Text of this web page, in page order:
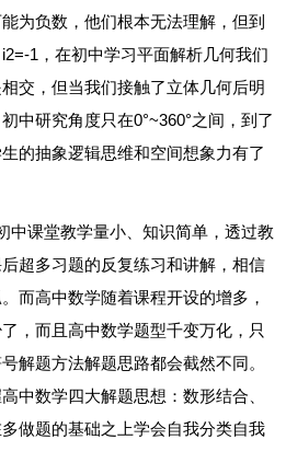
为负数，他们根本无法理解，但到
1，在初中学习平面解析几何我们
交，但当我们接触了立体几何后明
中研究角度只在0°~360°之间，到了
的抽象逻辑思维和空间想象力有了
中课堂教学量小、知识简单，透过教
超多习题的反复练习和讲解，相信
而高中数学随着课程开设的增多，
，而且高中数学题型千变万化，只
解题方法解题思路都会截然不同。
中数学四大解题思想：数形结合、
做题的基础之上学会自我分类自我